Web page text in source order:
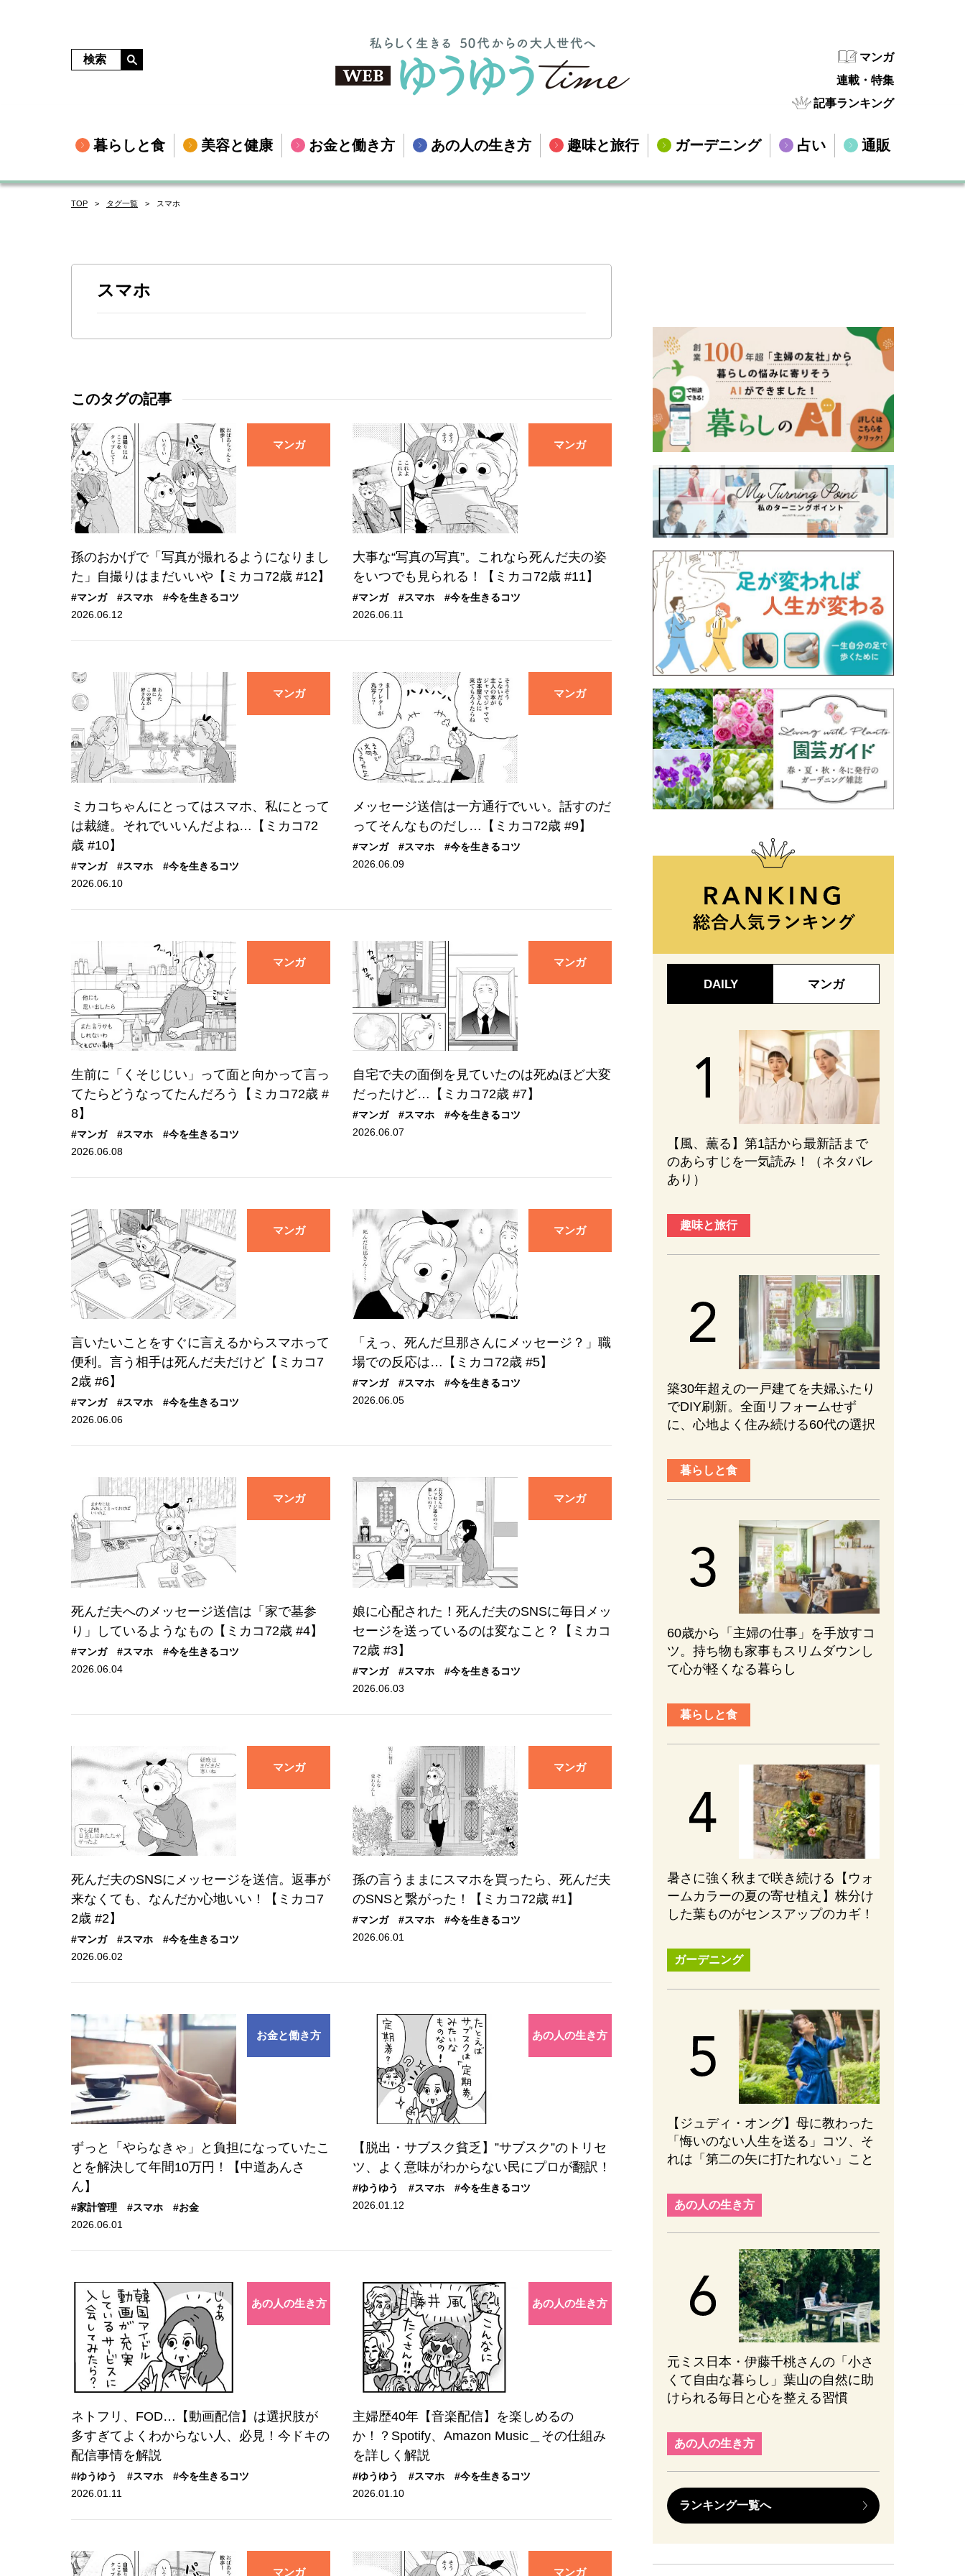
マンガ
連載・特集
記事ランキング
暮らしと食 美容と健康 お金と働き方 あの人の生き方 趣味と旅行 ガーデニング 占い 通販
TOP タグ一覧 スマホ
スマホ
このタグの記事
マンガ
孫のおかげで「写真が撮れるようになりまし
た」自撮りはまだいいや【ミカコ72歳 #12】
#マンガ #スマホ
#今を生きるコツ
2026.06.12
マンガ
大事な“写真の写真”。これなら死んだ夫の姿
をいつでも見られる！【ミカコ72歳 #11】
#マンガ #スマホ
#今を生きるコツ
2026.06.11
マンガ
ミカコちゃんにとってはスマホ、私にとって
は裁縫。それでいいんだよね…【ミカコ72
歳 #10】
#マンガ #スマホ
#今を生きるコツ
2026.06.10
マンガ
メッセージ送信は一方通行でいい。話すのだ
ってそんなものだし…【ミカコ72歳 #9】
#マンガ #スマホ
#今を生きるコツ
2026.06.09
マンガ
生前に「くそじじい」って面と向かって言っ
てたらどうなってたんだろう【ミカコ72歳 #
8】
#マンガ #スマホ
#今を生きるコツ
2026.06.08
マンガ
自宅で夫の面倒を見ていたのは死ぬほど大変
だったけど…【ミカコ72歳 #7】
#マンガ #スマホ
#今を生きるコツ
2026.06.07
マンガ
言いたいことをすぐに言えるからスマホって
便利。言う相手は死んだ夫だけど【ミカコ7
2歳 #6】
#マンガ #スマホ
#今を生きるコツ
2026.06.06
マンガ
「えっ、死んだ旦那さんにメッセージ？」職
場での反応は…【ミカコ72歳 #5】
#マンガ #スマホ
#今を生きるコツ
2026.06.05
マンガ
死んだ夫へのメッセージ送信は「家で墓参
り」しているようなもの【ミカコ72歳 #4】
#マンガ #スマホ
#今を生きるコツ
2026.06.04
マンガ
娘に心配された！死んだ夫のSNSに毎日メッ
セージを送っているのは変なこと？【ミカコ
72歳 #3】
#マンガ #スマホ
#今を生きるコツ
2026.06.03
マンガ
死んだ夫のSNSにメッセージを送信。返事が
来なくても、なんだか心地いい！【ミカコ7
2歳 #2】
#マンガ #スマホ
#今を生きるコツ
2026.06.02
マンガ
孫の言うままにスマホを買ったら、死んだ夫
のSNSと繋がった！【ミカコ72歳 #1】
#マンガ #スマホ
#今を生きるコツ
2026.06.01
お金と働き方
ずっと「やらなきゃ」と負担になっていたこ
とを解決して年間10万円！【中道あんさ
ん】
#家計管理 #スマホ
#お金
2026.06.01
あの人の生き方
【脱出・サブスク貧乏】”サブスク”のトリセ
ツ、よく意味がわからない民にプロが翻訳！
#ゆうゆう #スマホ
#今を生きるコツ
2026.01.12
あの人の生き方
ネトフリ、FOD…【動画配信】は選択肢が
多すぎてよくわからない人、必見！今ドキの
配信事情を解説
#ゆうゆう #スマホ
#今を生きるコツ
2026.01.11
あの人の生き方
主婦歴40年【音楽配信】を楽しめるの
か！？Spotify、Amazon Music＿その仕組み
を詳しく解説
#ゆうゆう #スマホ
#今を生きるコツ
2026.01.10
マンガ マンガ
DAILY マンガ
【風、薫る】第1話から最新話まで
のあらすじを一気読み！（ネタバレ
あり）
趣味と旅行
築30年超えの一戸建てを夫婦ふたり
でDIY刷新。全面リフォームせず
に、心地よく住み続ける60代の選択
暮らしと食
60歳から「主婦の仕事」を手放すコ
ツ。持ち物も家事もスリムダウンし
て心が軽くなる暮らし
暮らしと食
暑さに強く秋まで咲き続ける【ウォ
ームカラーの夏の寄せ植え】株分け
した葉ものがセンスアップのカギ！
ガーデニング
【ジュディ・オング】母に教わった
「悔いのない人生を送る」コツ、そ
れは「第二の矢に打たれない」こと
あの人の生き方
元ミス日本・伊藤千桃さんの「小さ
くて自由な暮らし」葉山の自然に助
けられる毎日と心を整える習慣
あの人の生き方
ランキング一覧へ